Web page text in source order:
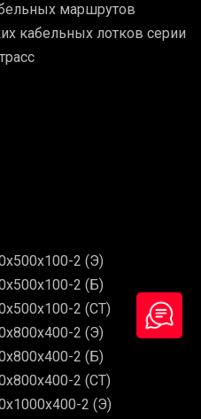
маршрутов
кабельных лотков серии
2 (Э)
2 (Б)
2 (СТ)
2 (Э)
2 (Б)
2 (СТ)
2 (Э)